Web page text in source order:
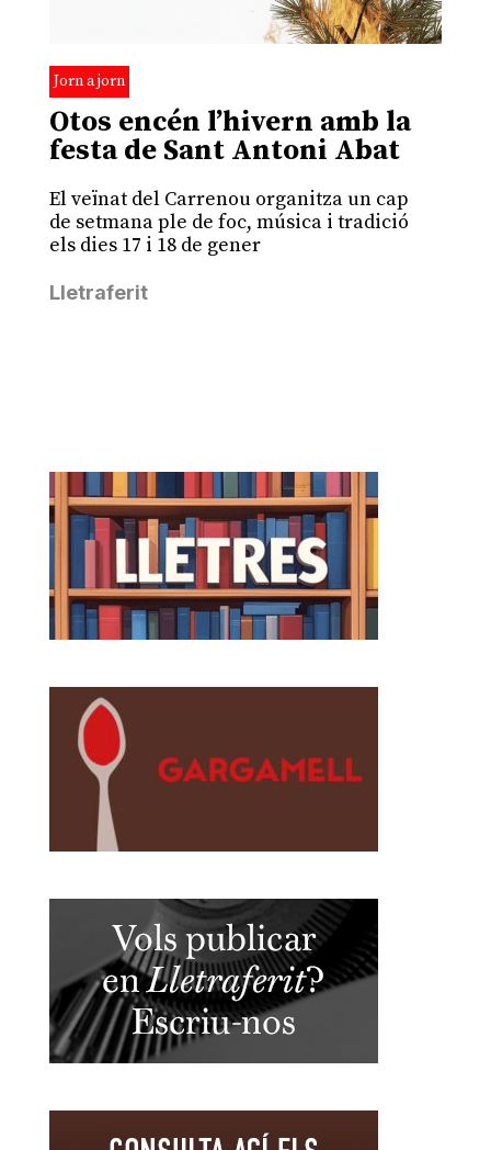
Jorn a jorn
Otos encén l’hivern amb la
festa de Sant Antoni Abat
El veïnat del Carrenou organitza un cap
de setmana ple de foc, música i tradició
els dies 17 i 18 de gener
Lletraferit